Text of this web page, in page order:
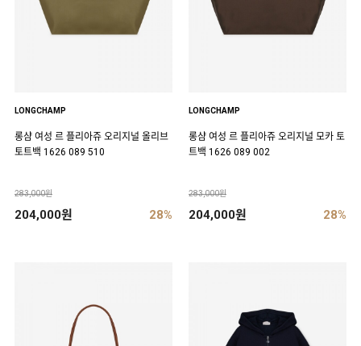
LONGCHAMP
롱샴 여성 르 플리아쥬 오리지널 올리브
토트백 1626 089 510
283,000원
204,000원 28%
LONGCHAMP
롱샴 여성 르 플리아쥬 오리지널 모카 토
트백 1626 089 002
283,000원
204,000원 28%